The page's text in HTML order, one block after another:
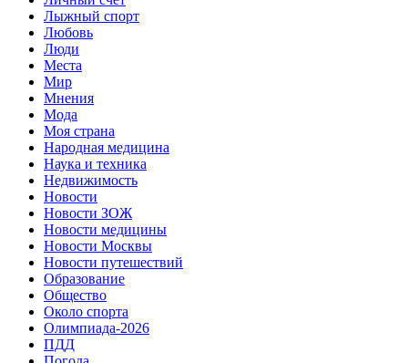
Лыжный спорт
Любовь
Люди
Места
Мир
Мнения
Мода
Моя страна
Народная медицина
Наука и техника
Недвижимость
Новости
Новости ЗОЖ
Новости медицины
Новости Москвы
Новости путешествий
Образование
Общество
Около спорта
Олимпиада-2026
ПДД